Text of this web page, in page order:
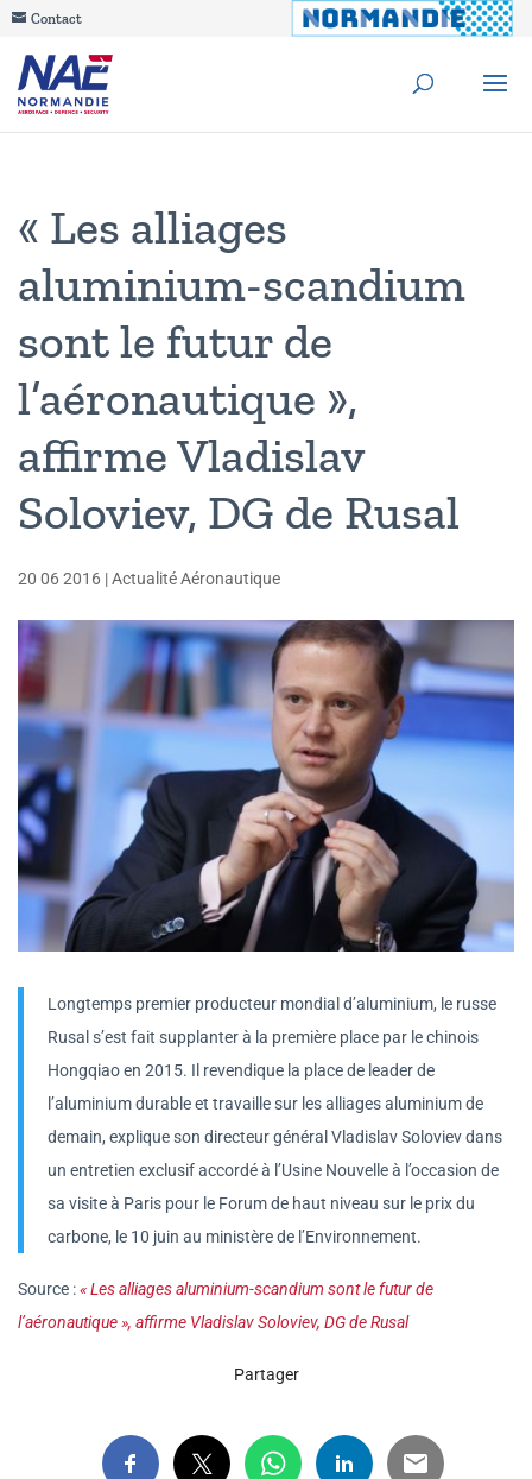
Contact
« Les alliages
aluminium-scandium
sont le futur de
l’aéronautique »,
affirme Vladislav
Soloviev, DG de Rusal
20 06 2016 |Actualité Aéronautique
Longtemps premier producteur mondial d’aluminium, le russe
Rusal s’est fait supplanter à la première place par le chinois
Hongqiao en 2015. Il revendique la place de leader de
l’aluminium durable et travaille sur les alliages aluminium de
demain, explique son directeur général Vladislav Soloviev dans
un entretien exclusif accordé à l’Usine Nouvelle à l’occasion de
sa visite à Paris pour le Forum de haut niveau sur le prix du
carbone, le 10 juin au ministère de l’Environnement.
Source :« Les alliages aluminium-scandium sont le futur de
l’aéronautique », affirme Vladislav Soloviev, DG de Rusal
Partager